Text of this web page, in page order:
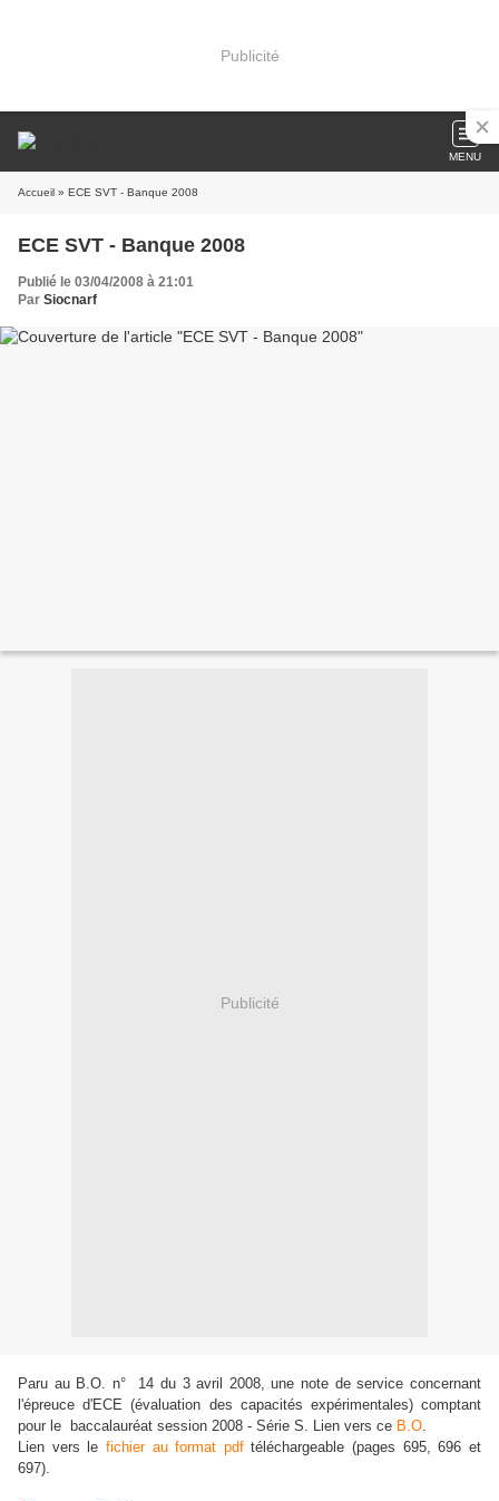
Publicité
MENU
Accueil » ECE SVT - Banque 2008
ECE SVT - Banque 2008
Publié le 03/04/2008 à 21:01
Par Siocnarf
Publicité
Paru au B.O. n° 14 du 3 avril 2008, une note de service concernant
l'épreuce d'ECE (évaluation des capacités expérimentales) comptant
pour le baccalauréat session 2008 - Série S. Lien vers ce B.O.
Lien vers le fichier au format pdftéléchargeable (pages 695, 696 et
697).